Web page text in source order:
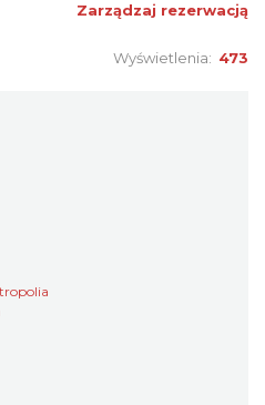
Zarządzaj rezerwacją
Wyświetlenia: 473